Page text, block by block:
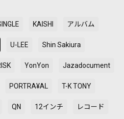
KAISHI アルバム
U-LEE Shin Sakiura
YonYon Jazadocument
PORTRA¥AL T-K TONY
QN 12インチ レコード